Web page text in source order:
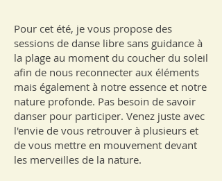
Pour cet été, je vous propose des
sessions de danse libre sans guidance à
la plage au moment du coucher du soleil
afin de nous reconnecter aux éléments
mais également à notre essence et notre
nature profonde. Pas besoin de savoir
danser pour participer. Venez juste avec
l'envie de vous retrouver à plusieurs et
de vous mettre en mouvement devant
les merveilles de la nature.